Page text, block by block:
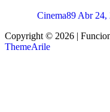
Cinema89 Abr 24,
Copyright © 2026 |
ThemeArile